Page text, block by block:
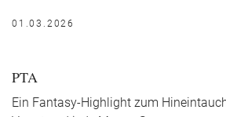
01.03.2026
PTA
Ein Fantasy-Highlight zum